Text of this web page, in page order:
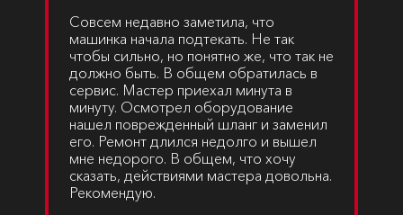
Совсем недавно заметила, что
машинка начала подтекать. Не так
чтобы сильно, но понятно же, что так не
должно быть. В общем обратилась в
сервис. Мастер приехал минута в
минуту. Осмотрел оборудование
нашел поврежденный шланг и заменил
его. Ремонт длился недолго и вышел
мне недорого. В общем, что хочу
сказать, действиями мастера довольна.
Рекомендую.